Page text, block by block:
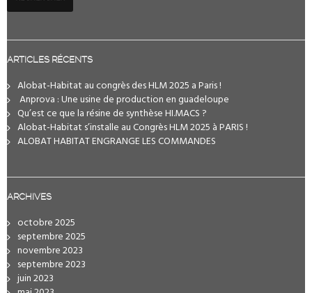
ARTICLES RÉCENTS
Alobat-Habitat au congrès des HLM 2025 a Paris !
️ Anprova : Une usine de production en guadeloupe
Qu’est ce que la résine de synthèse HI.MACS ?
Alobat-Habitat s’installe au Congrès HLM 2025 à PARIS !
ALOBAT HABITAT ENGRANGE LES COMMANDES
ARCHIVES
octobre 2025
septembre 2025
novembre 2023
septembre 2023
juin 2023